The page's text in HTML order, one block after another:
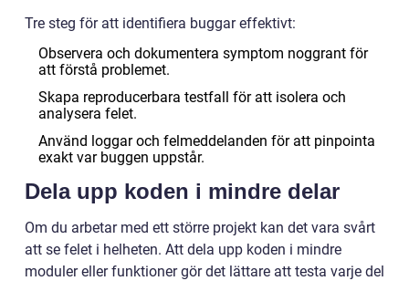
Tre steg för att identifiera buggar effektivt:
Observera och dokumentera symptom noggrant för
att förstå problemet.
Skapa reproducerbara testfall för att isolera och
analysera felet.
Använd loggar och felmeddelanden för att pinpointa
exakt var buggen uppstår.
Dela upp koden i mindre delar
Om du arbetar med ett större projekt kan det vara svårt
att se felet i helheten. Att dela upp koden i mindre
moduler eller funktioner gör det lättare att testa varje del